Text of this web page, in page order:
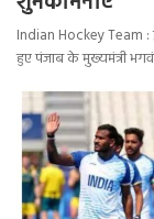
Indian Hockey Team :
हुए पंजाब के मुख्यमंत्री